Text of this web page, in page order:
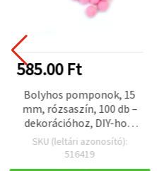
585.00 Ft
Bolyhos pomponok, 15
mm, rózsaszín, 100 db –
dekorációhoz, DIY-hoz,
scrapbookinghoz,
képeslapkészítéshez és
SKU (leltári azonosító):
516419